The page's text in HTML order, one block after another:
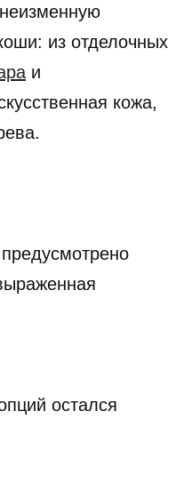
из отделочных
и
кожа,
остался